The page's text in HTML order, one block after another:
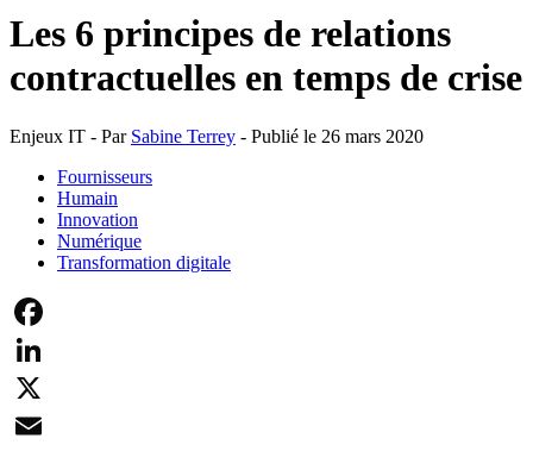
Les 6 principes de relations
contractuelles en temps de crise
Enjeux IT - Par Sabine Terrey - Publié le 26 mars 2020
Fournisseurs
Humain
Innovation
Numérique
Transformation digitale
Facebook
LinkedIn
X